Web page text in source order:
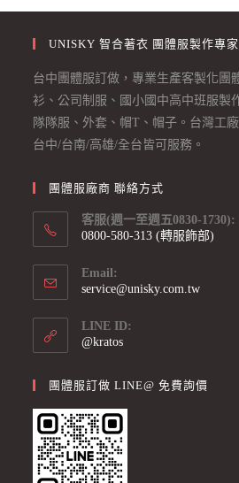
UNISKY 智合著衣 團體服製作專家
台中團體服訂做，專業生產客製化團
衫、公司制服、國小國中高中班服製
隊隊服、外套、帽T、帽子。台灣工
台中/台南/高雄/全台皆可服務。
團體服廠商 聯絡方式
客服(週一至週五0830-1730):
0800-580-313 (轉服飾部)
Email:
service@unisky.com.tw
LINE ID:
@kratos
團體服訂做 LINE@ 免費詢價